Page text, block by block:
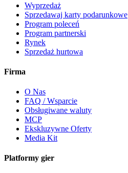
Wyprzedaż
Sprzedawaj karty podarunkowe
Program poleceń
Program partnerski
Rynek
Sprzedaż hurtowa
Firma
O Nas
FAQ / Wsparcie
Obsługiwane waluty
MCP
Ekskluzywne Oferty
Media Kit
Platformy gier